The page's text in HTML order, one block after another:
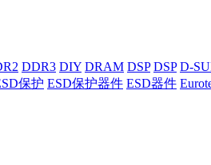
DDR3 DIY DRAM DSP DSP D-
保护 ESD保护器件 ESD器件